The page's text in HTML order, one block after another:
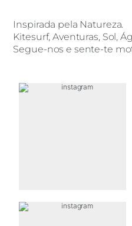
Inspirada pela Natureza.
Kitesurf, Aventuras, Sol,
Segue-nos e sente-te